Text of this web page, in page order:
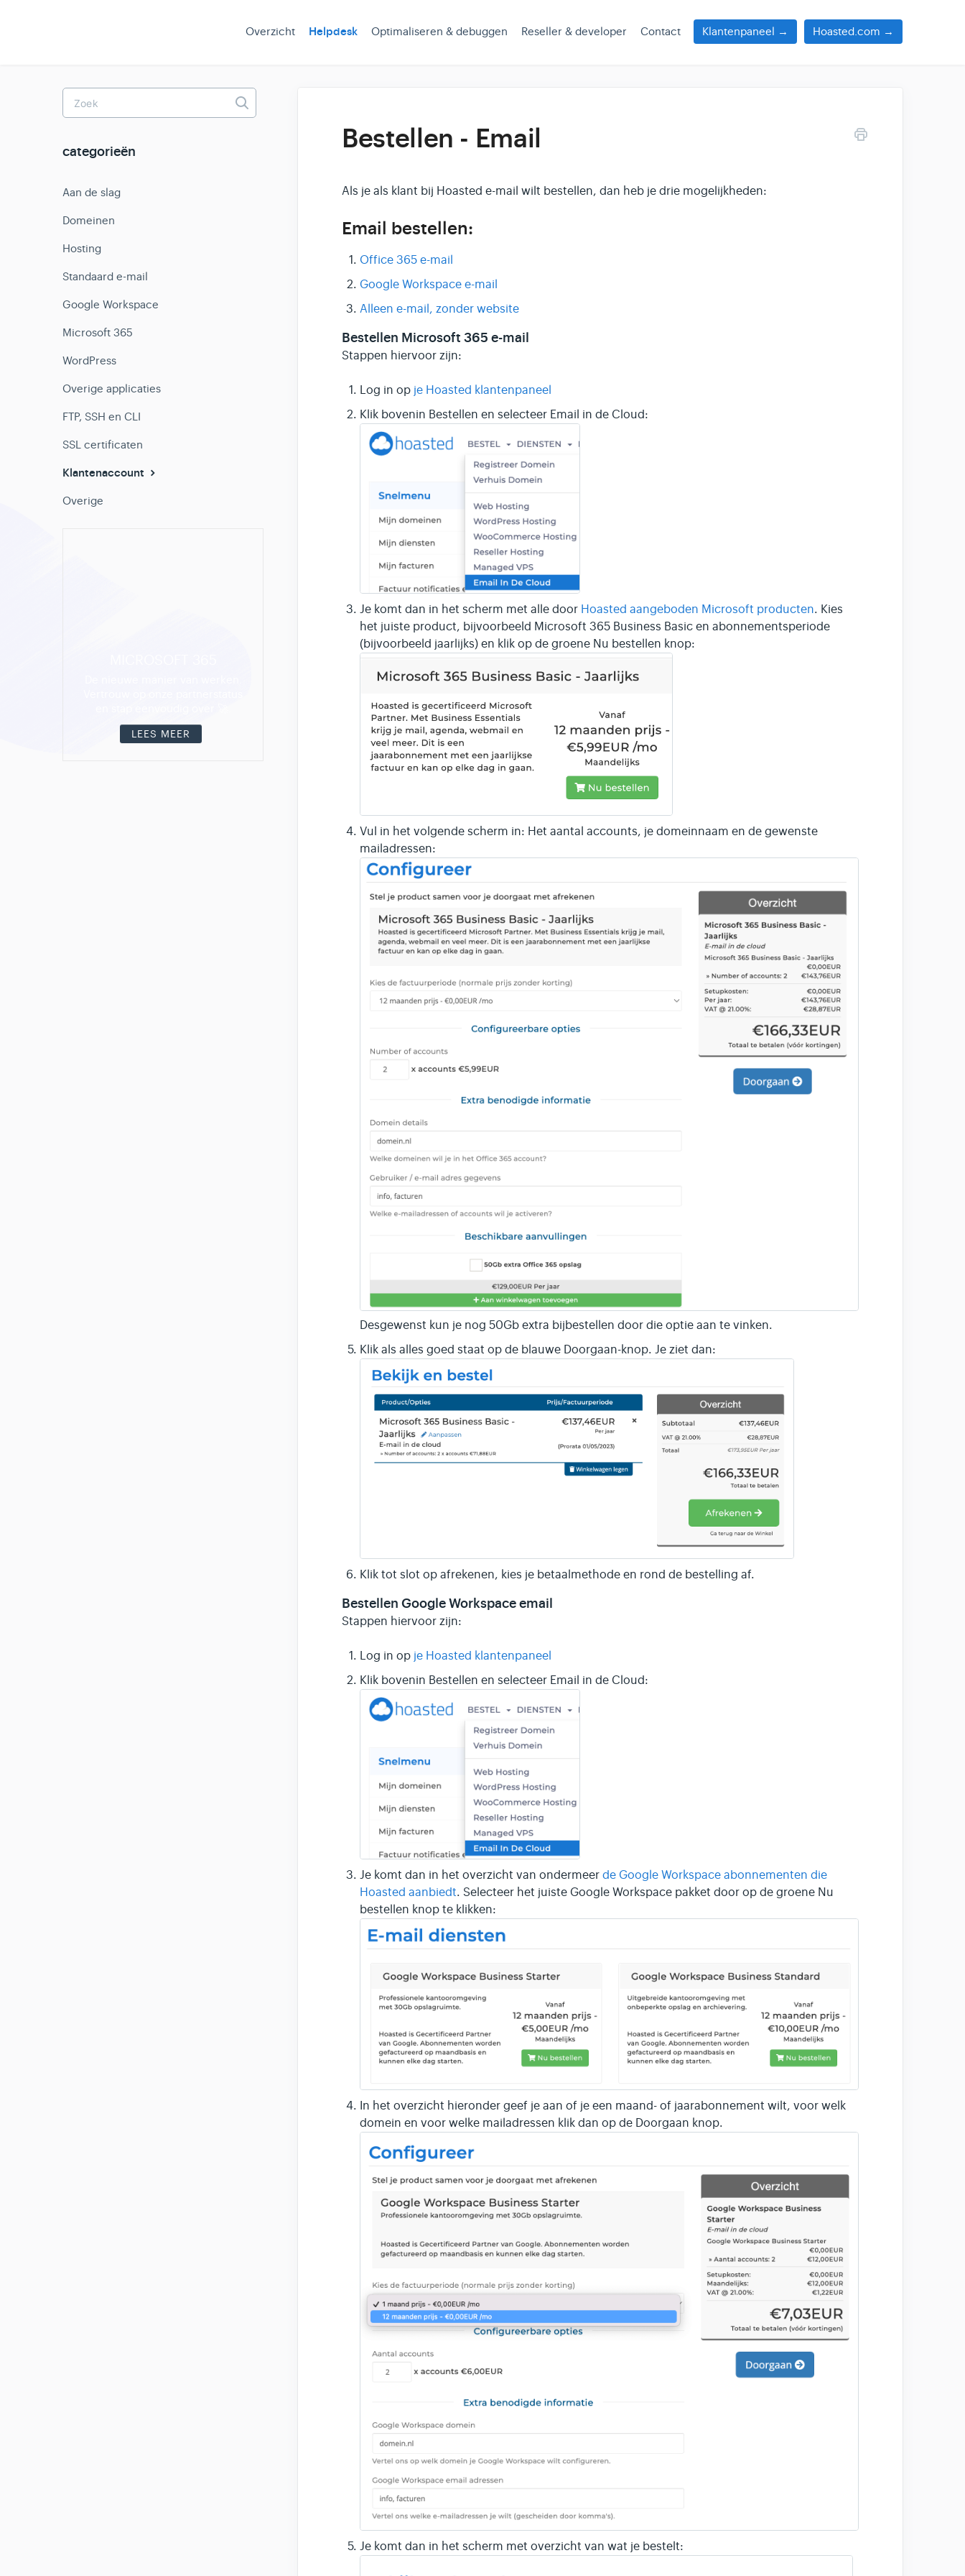
Overzicht Helpdesk Optimaliseren & debuggen Reseller & developer Contact Klantenpaneel → Hoasted.com →
Bestellen - Email
Als je als klant bij Hoasted e-mail wilt bestellen, dan heb je drie mogelijkheden:
Email bestellen:
Office 365 e-mail
Google Workspace e-mail
Alleen e-mail, zonder website
Bestellen Microsoft 365 e-mail
Stappen hiervoor zijn:
Log in op je Hoasted klantenpaneel
Klik bovenin Bestellen en selecteer Email in de Cloud:
Je komt dan in het scherm met alle door Hoasted aangeboden Microsoft producten. Kies
het juiste product, bijvoorbeeld Microsoft 365 Business Basic en abonnementsperiode
(bijvoorbeeld jaarlijks) en klik op de groene Nu bestellen knop:
Vul in het volgende scherm in: Het aantal accounts, je domeinnaam en de gewenste
mailadressen:
Desgewenst kun je nog 50Gb extra bijbestellen door die optie aan te vinken.
Klik als alles goed staat op de blauwe Doorgaan-knop. Je ziet dan:
Klik tot slot op afrekenen, kies je betaalmethode en rond de bestelling af.
Bestellen Google Workspace email
Stappen hiervoor zijn:
Log in op je Hoasted klantenpaneel
Klik bovenin Bestellen en selecteer Email in de Cloud:
Je komt dan in het overzicht van ondermeer de Google Workspace abonnementen die
Hoasted aanbiedt. Selecteer het juiste Google Workspace pakket door op de groene Nu
bestellen knop te klikken:
In het overzicht hieronder geef je aan of je een maand- of jaarabonnement wilt, voor welk
domein en voor welke mailadressen klik dan op de Doorgaan knop.
Je komt dan in het scherm met overzicht van wat je bestelt:
Toggle
Search
categorieën
Aan de slag
Domeinen
Hosting
Standaard e-mail
Google Workspace
Microsoft 365
WordPress
Overige applicaties
FTP, SSH en CLI
SSL certificaten
Klantenaccount
Overige
LEES MEER